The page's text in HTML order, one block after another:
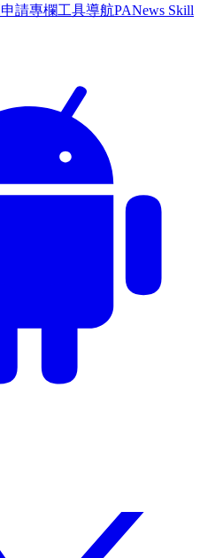
申請專欄工具導航PANews Skill